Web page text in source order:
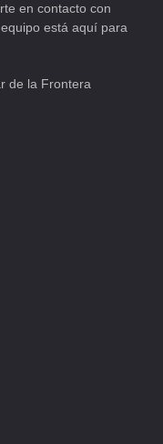
en contacto con
está aquí para
de la Frontera